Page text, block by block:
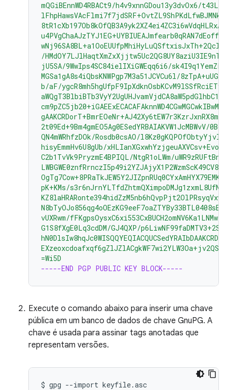
mQGiBEnnWD4RBACt9/h4v9xnnGDou13y3dvOx6/
/
jU5SA/9WwIps4SC84ielIXiGWEqq6i6/
MGSa1gA8s4iQbsKNWPgp7M3a51JCVCu6l/
b/aF/
2t09Ed+9Bm4gmEO5Ag0ESedYRBAIAKVW1JcMBWvV/
QN4mWRhfzDOk/Rosdb0csAO/
hisyEmmHv6U8gUb/
C2b1TvVk9PryzmE4BPIQL/NtgR1oLWm/
pK+KMs/
vUXRwm/
G1S8fXgE0Lq3cdDM/GJ4QXP/
=Wi5D
-----END PGP PUBLIC KEY BLOCK-----
Execute o comando abaixo para inserir uma chave
pública em um banco de dados de chave GnuPG. A
chave é usada para assinar tags anotadas que
representam versões.
$ gpg --import